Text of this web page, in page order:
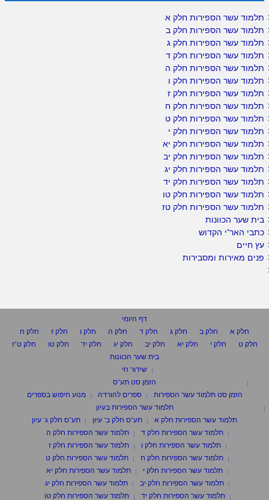
תלמוד עשר הספירות חלק א
תלמוד עשר הספירות חלק ב
תלמוד עשר הספירות חלק ג
תלמוד עשר הספירות חלק ד
תלמוד עשר הספירות חלק ה
תלמוד עשר הספירות חלק ו
תלמוד עשר הספירות חלק ז
תלמוד עשר הספירות חלק ח
תלמוד עשר הספירות חלק ט
תלמוד עשר הספירות חלק י
תלמוד עשר הספירות חלק יא
תלמוד עשר הספירות חלק יב
תלמוד עשר הספירות חלק יג
תלמוד עשר הספירות חלק יד
תלמוד עשר הספירות חלק טו
תלמוד עשר הספירות חלק טז
בית שער הכוונות
כתבי האר"י הקדוש
עץ חיים
פנים מאירות ומסבירות
דף היומי
חלק א
חלק ב חלק ג חלק ד חלק ה חלק ו חלק ז
חלק ח
חלק ט
חלק י חלק יא חלק יב חלק יג חלק יד חלק טו
חלק ט"ז
בית שער הכוונות
שידור חי
הזמן סט תע"ס
הזמן סט תלמוד עשר הספירות
ספרים להורדה
מנוע חיפוש בספרים
תלמוד עשר הספירות בעיון
תלמוד עשר הספירות חלק א
תע"ס חלק ב' עיון
תע"ס חלק ג' עיון
תלמוד עשר הספירות חלק ד
תלמוד עשר הספירות חלק ה
תלמוד עשר הספירות חלק ו
תלמוד עשר הספירות חלק ז
תלמוד עשר הספירות חלק ח
תלמוד עשר הספירות חלק ט
תלמוד עשר הספירות חלק י
תלמוד עשר הספירות חלק יא
תלמוד עשר הספירות חלק יב
תלמוד עשר הספירות חלק יג
תלמוד עשר הספירות חלק יד
תלמוד עשר הספירות חלק טו